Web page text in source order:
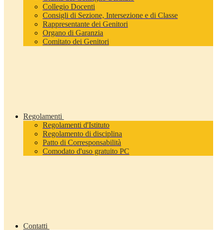
Collegio Docenti
Consigli di Sezione, Intersezione e di Classe
Rappresentante dei Genitori
Organo di Garanzia
Comitato dei Genitori
Regolamenti
Regolamenti d'Istituto
Regolamento di disciplina
Patto di Corresponsabilità
Comodato d'uso gratuito PC
Contatti